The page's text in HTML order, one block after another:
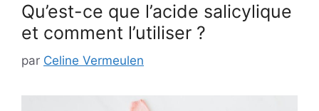
Qu’est-ce que l’acide salicylique
et comment l’utiliser ?
par Celine Vermeulen